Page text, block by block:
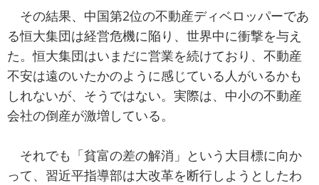
その結果、中国第2位の不動産ディベロッパーであ
る恒大集団は経営危機に陥り、世界中に衝撃を与え
た。恒大集団はいまだに営業を続けており、不動産
不安は遠のいたかのように感じている人がいるかも
しれないが、そうではない。実際は、中小の不動産
会社の倒産が激増している。
それでも「貧富の差の解消」という大目標に向か
って、習近平指導部は大改革を断行しようとしたわ